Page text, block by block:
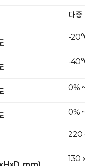
다중
-
-
0%
0%
220
130